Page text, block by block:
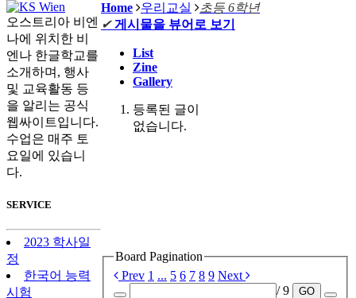
Home 우리교실
초등 6학년
✔ 게시물을 뷰어로 보기
List
Zine
Gallery
등록된 글이
없습니다.
Board Pagination
Prev 1 ... 5 6 7 8 9 Next
/ 9
GO
오스트리아 비엔
나에 위치한 비
엔나 한글학교를
소개하며, 행사
및 교육활동 등
을 알리는 공식
웹싸이트입니다.
수업은 매주 토
요일에 있습니
다.
SERVICE
2023 학사일
정
한국어 능력
시험